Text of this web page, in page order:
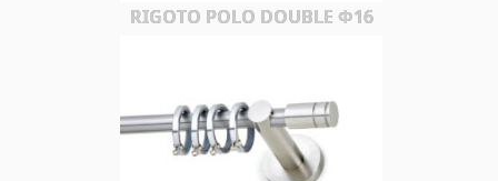
RIGOTO POLO DOUBLE Φ16